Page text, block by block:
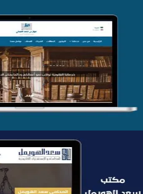
موقع فواز المبكي
التفاصيل
موقع سعد الهويمل